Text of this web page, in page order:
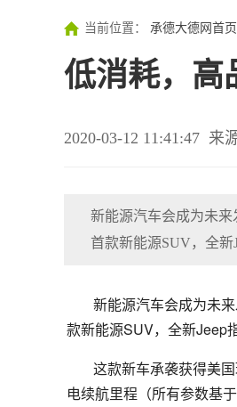
当前位置： 承德大德网首页
低消耗，高
2020-03-12 11:41:47 来
新能源汽车会成为未来
首款新能源SUV，全
新能源汽车会成为未
款新能源SUV，全新Jeep
这款新车承袭获得美
电续航里程（所有参数基